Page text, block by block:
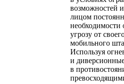
возможностей
лицом
необходимости
угрозу от
мобильного
Используя
и
в